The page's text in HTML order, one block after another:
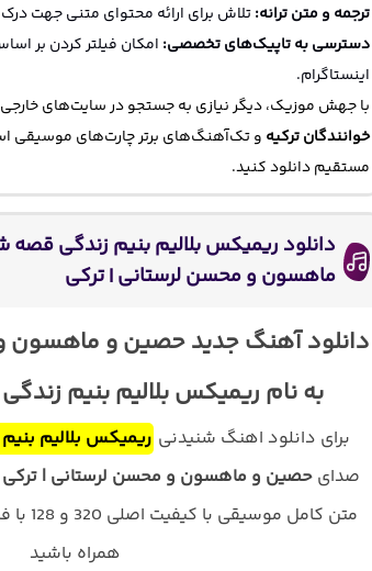
ترجمه و متن ترانه:تلاش برای ارائه محتوای متنی جهت
دسترسی به تاپیک‌های تخصصی: امکان فیلتر کردن بر
اینستاگرام.
با جهش موزیک، دیگر نیازی به جستجو در سایت‌های خارجی
خوانندگان ترکیه و تک‌آهنگ‌های برتر چارت‌های موسیقی
مستقیم دانلود کنید.
دانلود ریمیکس بلالیم بنیم زندگی
ماهسون و محسن لرستانی | ترکی
دانلود آهنگ جدید حصین و ماهسون
به نام ریمیکس بلالیم بنیم
برای دانلود اهنگ شنیدنی ریمیکس بلالیم
صدای حصین و ماهسون و محسن لرستانی | ترکی
همراه باشید